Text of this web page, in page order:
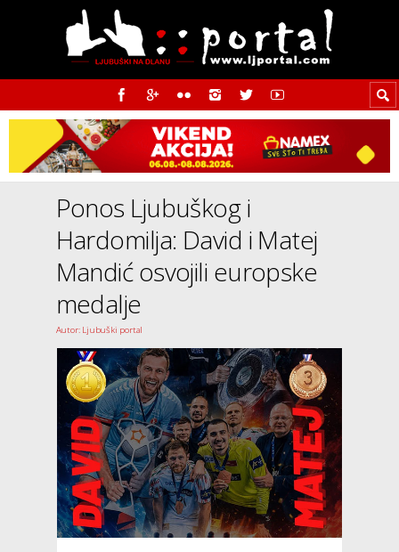
Ponos Ljubuškog i
Hardomilja: David i Matej
Mandić osvojili europske
medalje
Autor: Ljubuški portal